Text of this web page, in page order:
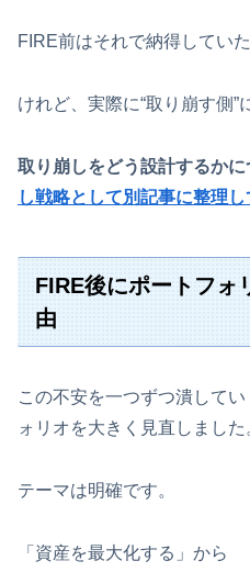
FIRE前はそれで納得していた
けれど、実際に“取り崩す側”
取り崩しをどう設計するかに
し戦略として別記事に整理
FIRE後にポートフォ
由
この不安を一つずつ潰して
ォリオを大きく見直しました
テーマは明確です。
「資産を最大化する」から